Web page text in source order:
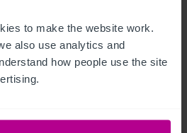
to make the website work.
also use analytics and
how people use the site
Data Room